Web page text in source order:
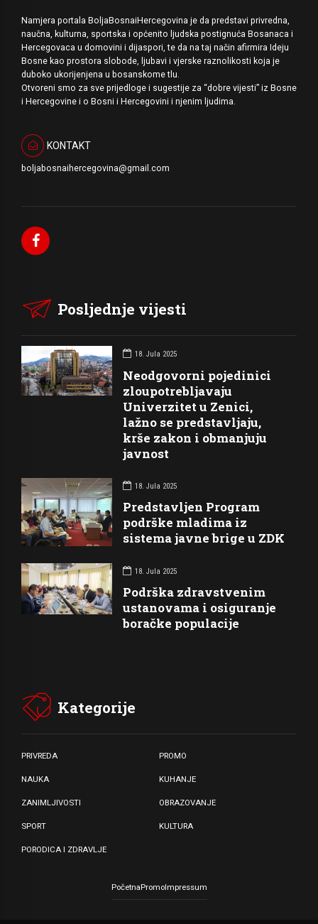
Namjera portala BoljaBosnaiHercegovina je da predstavi privredna,
naučna, kulturna, sportska i općenito ljudska postignuća Bosanaca i
Hercegovaca u domovini i dijaspori, te da na taj način afirmira Ideju
Bosne kao prostora slobode, ljubavi i vjerske raznolikosti koja je
duboko ukorijenjena u bosanskome tlu.
Otvoreni smo za sve prijedloge i sugestije za “dobre vijesti” iz Bosne
i Hercegovine i o Bosni i Hercegovini i njenim ljudima.
KONTAKT
boljabosnaihercegovina@gmail.com
Posljednje vijesti
18. Jula 2025
Neodgovorni pojedinici
zloupotrebljavaju
Univerzitet u Zenici,
lažno se predstavljaju,
krše zakon i obmanjuju
javnost
18. Jula 2025
Predstavljen Program
podrške mladima iz
sistema javne brige u ZDK
18. Jula 2025
Podrška zdravstvenim
ustanovama i osiguranje
boračke populacije
Kategorije
PRIVREDA PROMO
NAUKA KUHANJE
ZANIMLJIVOSTI OBRAZOVANJE
SPORT KULTURA
PORODICA I ZDRAVLJE
PočetnaPromoImpressum